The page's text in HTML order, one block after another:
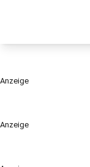
Anzeige
Anzeige